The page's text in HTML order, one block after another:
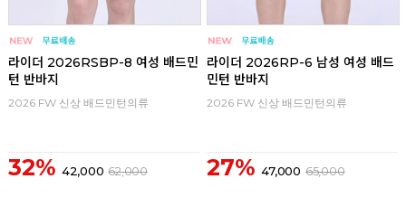
라이더 2026RSBP-8 여성 배드민
턴 반바지
2026 FW 신상 배드민턴의류
32% 42,000 62,000
라이더 2026RP-6 남성 여성 배드
민턴 반바지
2026 FW 신상 배드민턴의류
27% 47,000 65,000